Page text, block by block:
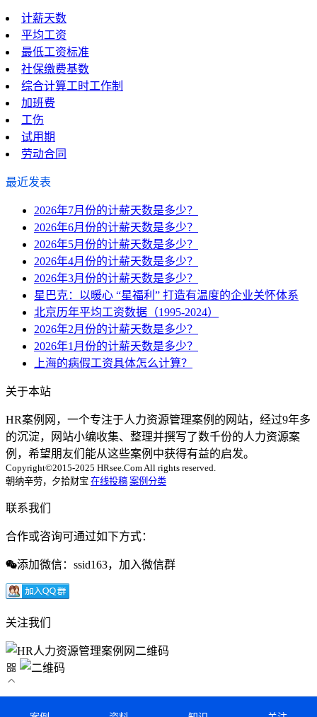
计薪天数
平均工资
最低工资标准
社保缴费基数
综合计算工时工作制
加班费
工伤
试用期
劳动合同
最近发表
2026年7月份的计薪天数是多少？
2026年6月份的计薪天数是多少？
2026年5月份的计薪天数是多少？
2026年4月份的计薪天数是多少？
2026年3月份的计薪天数是多少？
星巴克：以暖心 “星福利” 打造有温度的企业关怀体系
北京历年平均工资数据（1995-2024）
2026年2月份的计薪天数是多少？
2026年1月份的计薪天数是多少？
上海的病假工资具体怎么计算？
关于本站
HR案例网，一个专注于人力资源管理案例的网站，经过9年多
的沉淀，网站小编收集、整理并撰写了数千份的人力资源案
例，希望朋友们能从这些案例中获得有益的启发。
Copyright©2015-2025 HRsee.Com All rights reserved.
朝纳辛劳，夕拾财宝 在线投稿 案例分类
联系我们
合作或咨询可通过如下方式：
添加微信：ssid163，加入微信群
关注我们